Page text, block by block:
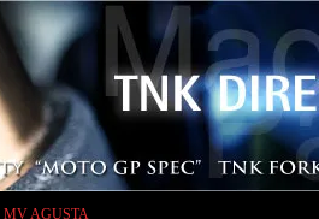
MV AGUSTA